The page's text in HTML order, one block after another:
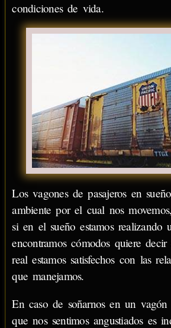
condiciones de vida.
Los vagones de pasajeros en
ambiente por el cual nos
si en el sueño estamos realizando
encontramos cómodos quiere
real estamos satisfechos con las
que manejamos.
En caso de soñarnos en un vagón
que nos sentimos angustiados es